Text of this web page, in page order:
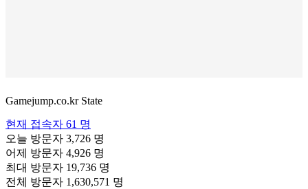
Gamejump.co.kr State
현재 접속자 61 명
오늘 방문자 3,726 명
어제 방문자 4,926 명
최대 방문자 19,736 명
전체 방문자 1,630,571 명